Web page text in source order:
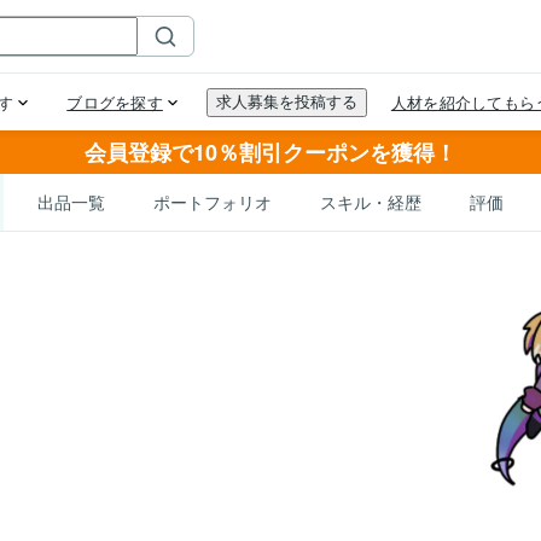
会員登録で10％割引クーポンを獲得！
出品一覧 ポートフォリオ スキル・経歴 評価